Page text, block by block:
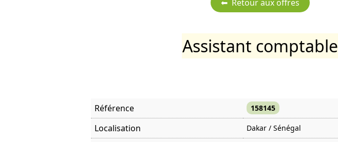
Assistant comptable
Référence 158145
Localisation Dakar / Sénégal